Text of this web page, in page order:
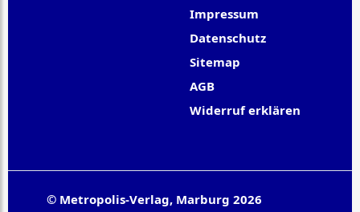
Impressum
Datenschutz
Sitemap
AGB
Widerruf erklären
© Metropolis-Verlag, Marburg 2026